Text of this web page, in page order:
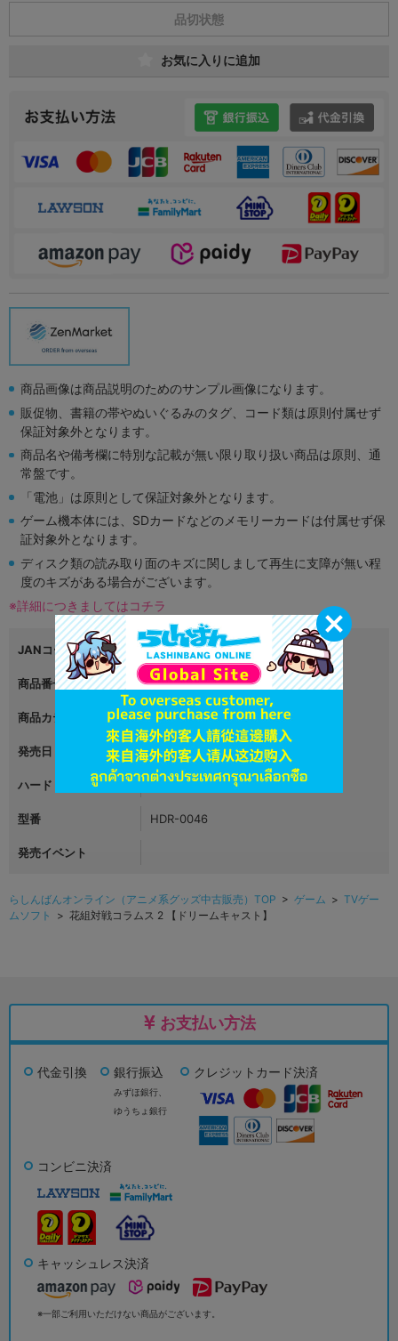
品切状態
お気に入りに追加
商品画像は商品説明のためのサンプル画像になります。
販促物、書籍の帯やぬいぐるみのタグ、コード類は原則付属せず
保証対象外となります。
商品名や備考欄に特別な記載が無い限り取り扱い商品は原則、通
常盤です。
「電池」は原則として保証対象外となります。
ゲーム機本体には、SDカードなどのメモリーカードは付属せず保
証対象外となります。
ディスク類の読み取り面のキズに関しまして再生に支障が無い程
度のキズがある場合がございます。
※詳細につきましてはコチラ
JANコード 4974365500467
商品番号 L01463623
商品カテゴリ ゲーム
発売日 2000年01月06日
ハード ドリームキャスト
型番 HDR-0046
発売イベント
らしんばんオンライン（アニメ系グッズ中古販売）TOP > ゲーム > TVゲー
ムソフト
> 花組対戦コラムス 2 【ドリームキャスト】
お支払い方法
代金引換 銀行振込
みずほ銀行、
ゆうちょ銀行
クレジットカード決済
コンビニ決済
キャッシュレス決済
※一部ご利用いただけない商品がございます。